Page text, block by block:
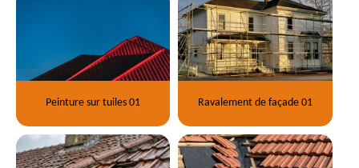
Peinture sur tuiles 01 Ravalement de façade 01